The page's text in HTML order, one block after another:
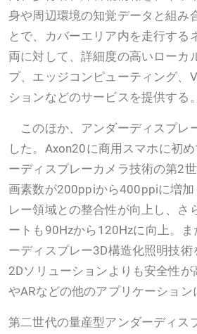
身や周辺環境の知覚データと組み
とで、カバーエリア内を走行する
両に対して、詳細度の高いローカ
プ、エッジコンピューティング、
ションなどのサービスを提供する。
このほか、アンダーディスプレ
した。Axon20に商用スマホに初
ーディスプレーカメラ技術の第2
画素数が200ppiから400ppiに増
レー領域との整合性が向上し、さ
ートも90Hzから120Hzに向上。
ーディスプレー3D構造化照明技
2Dソリューションよりも安全性
やARなどの他のアプリケーション
第二世代の量産型アンダーディス